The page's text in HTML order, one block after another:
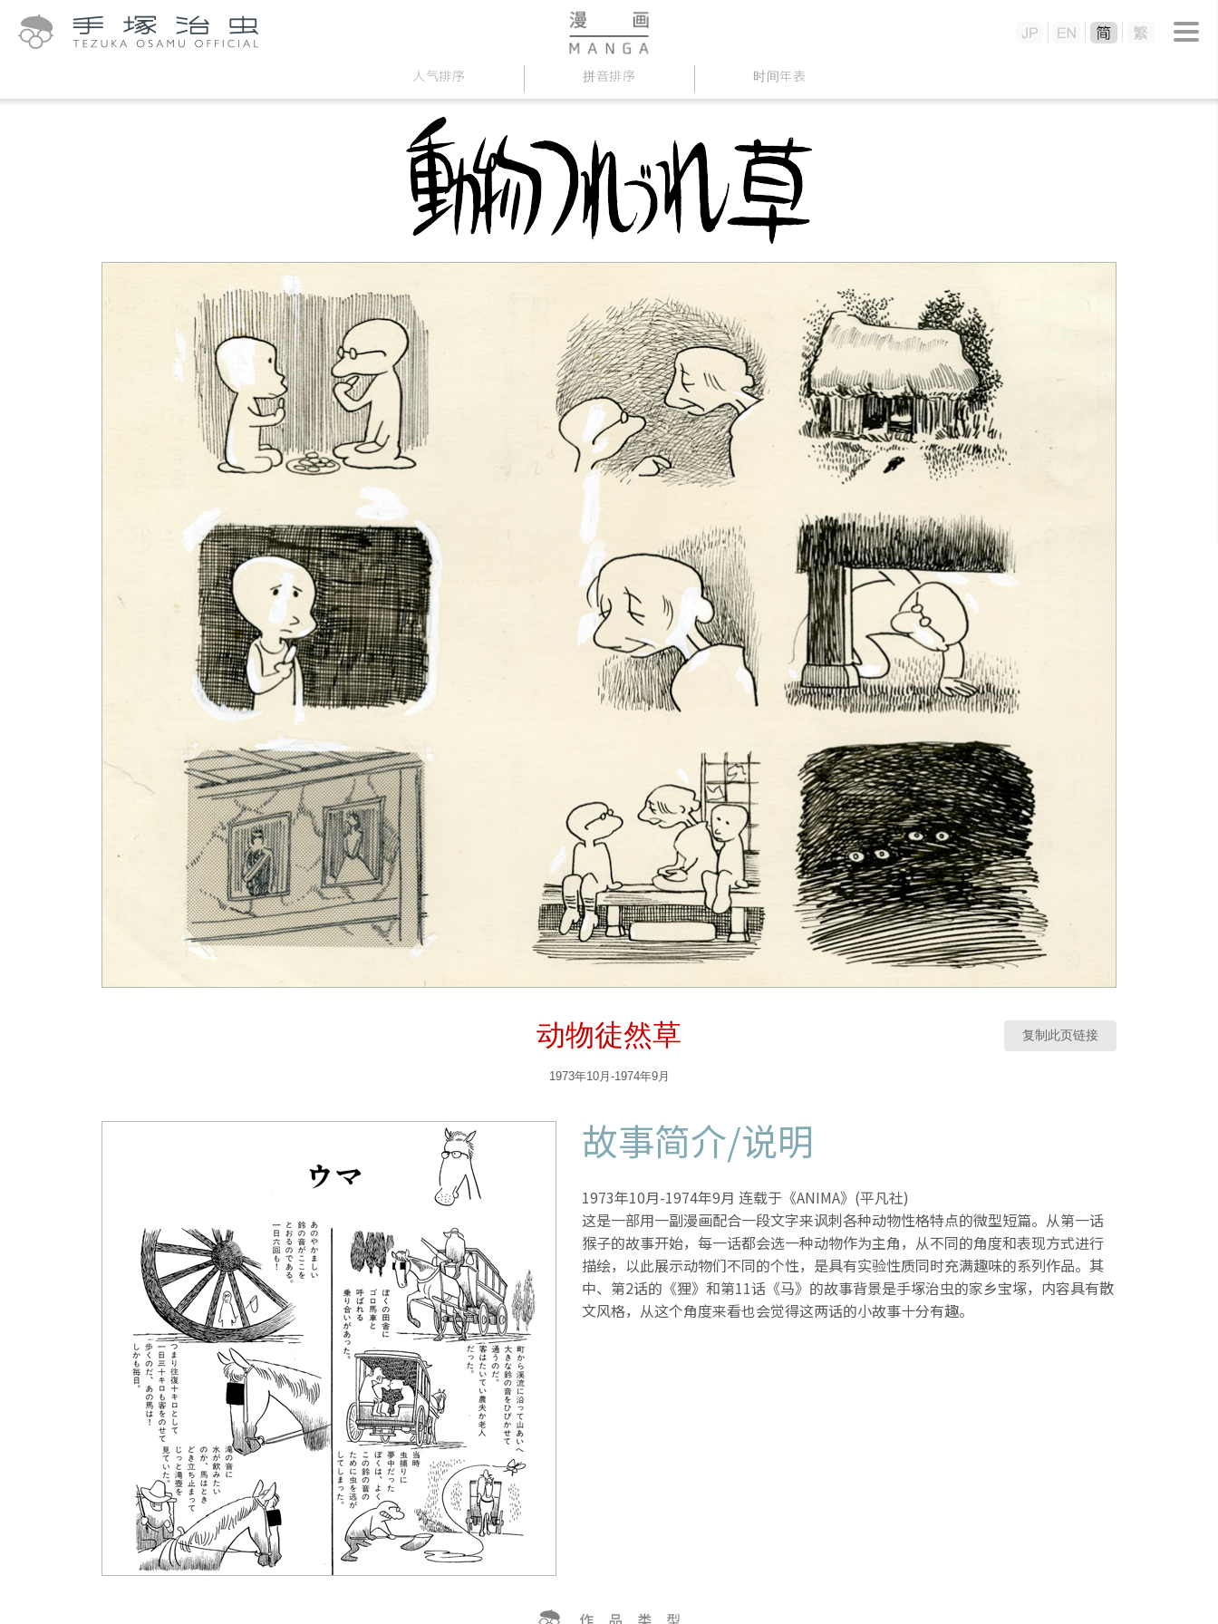
人气排序 拼音排序 时间年表
动物徒然草
1973年10月-1974年9月
复制此页链接
故事简介/说明
1973年10月-1974年9月 连载于《ANIMA》(平凡社)
这是一部用一副漫画配合一段文字来讽刺各种动物性格特点的微型短篇。从第一话
猴子的故事开始，每一话都会选一种动物作为主角，从不同的角度和表现方式进行
描绘，以此展示动物们不同的个性，是具有实验性质同时充满趣味的系列作品。其
中、第2话的《狸》和第11话《马》的故事背景是手塚治虫的家乡宝塚，内容具有散
文风格，从这个角度来看也会觉得这两话的小故事十分有趣。